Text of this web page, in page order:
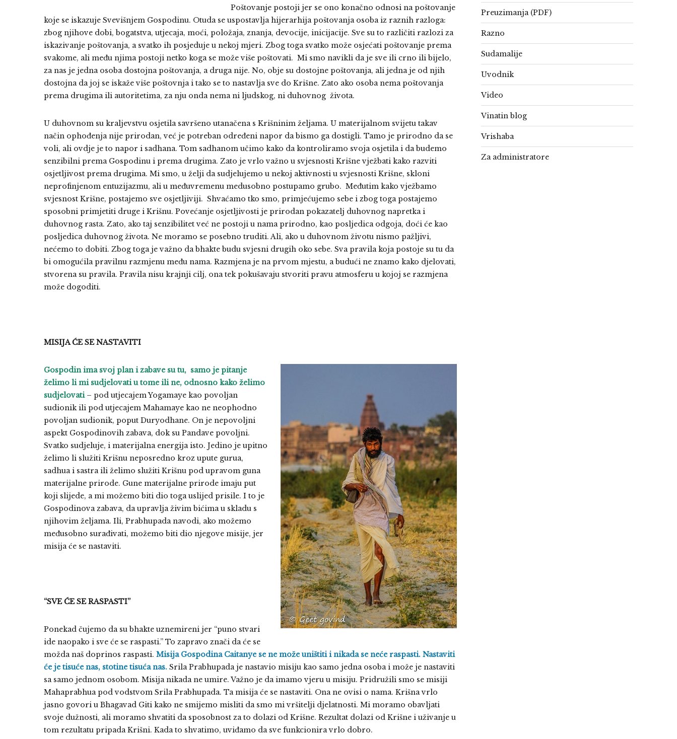
Poštovanje postoji jer se ono konačno odnosi na poštovanje
koje se iskazuje Svevišnjem Gospodinu. Otuda se uspostavlja hijerarhija poštovanja osoba iz raznih razloga:
zbog njihove dobi, bogatstva, utjecaja, moći, položaja, znanja, devocije, inicijacije. Sve su to različiti razlozi za
iskazivanje poštovanja, a svatko ih posjeduje u nekoj mjeri. Zbog toga svatko može osjećati poštovanje prema
svakome, ali među njima postoji netko koga se može više poštovati. Mi smo navikli da je sve ili crno ili bijelo,
za nas je jedna osoba dostojna poštovanja, a druga nije. No, obje su dostojne poštovanja, ali jedna je od njih
dostojna da joj se iskaže više poštovnja i tako se to nastavlja sve do Krišne. Zato ako osoba nema poštovanja
prema drugima ili autoritetima, za nju onda nema ni ljudskog, ni duhovnog života.
U duhovnom su kraljevstvu osjetila savršeno utanačena s Krišninim željama. U materijalnom svijetu takav
način ophođenja nije prirodan, već je potreban određeni napor da bismo ga dostigli. Tamo je prirodno da se
voli, ali ovdje je to napor i sadhana. Tom sadhanom učimo kako da kontroliramo svoja osjetila i da budemo
senzibilni prema Gospodinu i prema drugima. Zato je vrlo važno u svjesnosti Krišne vježbati kako razviti
osjetljivost prema drugima. Mi smo, u želji da sudjelujemo u nekoj aktivnosti u svjesnosti Krišne, skloni
neprofinjenom entuzijazmu, ali u međuvremenu medusobno postupamo grubo. Međutim kako vježbamo
svjesnost Krišne, postajemo sve osjetljiviji. Shvaćamo tko smo, primjećujemo sebe i zbog toga postajemo
sposobni primjetiti druge i Krišnu. Povećanje osjetljivosti je prirodan pokazatelj duhovnog napretka i
duhovnog rasta. Zato, ako taj senzibilitet već ne postoji u nama prirodno, kao posljedica odgoja, doći će kao
posljedica duhovnog života. Ne moramo se posebno truditi. Ali, ako u duhovnom životu nismo pažljivi,
nećemo to dobiti. Zbog toga je važno da bhakte budu svjesni drugih oko sebe. Sva pravila koja postoje su tu da
bi omogućila pravilnu razmjenu među nama. Razmjena je na prvom mjestu, a budući ne znamo kako djelovati,
stvorena su pravila. Pravila nisu krajnji cilj, ona tek pokušavaju stvoriti pravu atmosferu u kojoj se razmjena
može dogoditi.
MISIJA ĆE SE NASTAVITI
Gospodin ima svoj plan i zabave su tu, samo je pitanje
želimo li mi sudjelovati u tome ili ne, odnosno kako želimo
sudjelovati– pod utjecajem Yogamaye kao povoljan
sudionik ili pod utjecajem Mahamaye kao ne neophodno
povoljan sudionik, poput Duryodhane. On je nepovoljni
aspekt Gospodinovih zabava, dok su Pandave povoljni.
Svatko sudjeluje, i materijalna energija isto. Jedino je upitno
želimo li služiti Krišnu neposredno kroz upute gurua,
sadhua i sastra ili želimo služiti Krišnu pod upravom guna
materijalne prirode. Gune materijalne prirode imaju put
koji slijede, a mi možemo biti dio toga uslijed prisile. I to je
Gospodinova zabava, da upravlja živim bićima u skladu s
njihovim željama. Ili, Prabhupada navodi, ako možemo
međusobno surađivati, možemo biti dio njegove misije, jer
misija će se nastaviti.
“SVE ĆE SE RASPASTI”
Ponekad čujemo da su bhakte uznemireni jer “puno stvari
ide naopako i sve će se raspasti.” To zapravo znači da će se
možda naš doprinos raspasti. Misija Gospodina Caitanye se ne može uništiti i nikada se neće raspasti. Nastaviti
će je tisuće nas, stotine tisuća nas. Srila Prabhupada je nastavio misiju kao samo jedna osoba i može je nastaviti
sa samo jednom osobom. Misija nikada ne umire. Važno je da imamo vjeru u misiju. Pridružili smo se misiji
Mahaprabhua pod vodstvom Srila Prabhupada. Ta misija će se nastaviti. Ona ne ovisi o nama. Krišna vrlo
jasno govori u Bhagavad Giti kako ne smijemo misliti da smo mi vršitelji djelatnosti. Mi moramo obavljati
svoje dužnosti, ali moramo shvatiti da sposobnost za to dolazi od Krišne. Rezultat dolazi od Krišne i uživanje u
tom rezultatu pripada Krišni. Kada to shvatimo, uviđamo da sve funkcionira vrlo dobro.
Preuzimanja (PDF)
Razno
Sudamalije
Uvodnik
Video
Vinatin blog
Vrishaba
Za administratore